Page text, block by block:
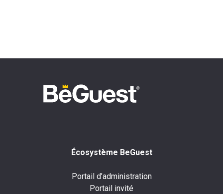
Écosystème BeGuest
Portail d’administration
Portail invité